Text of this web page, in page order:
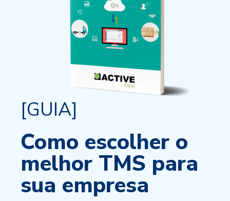
[GUIA]
Como escolher o
melhor TMS para
sua empresa